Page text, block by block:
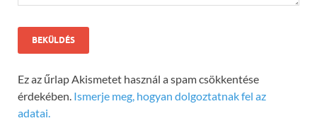
Ez az űrlap Akismetet használ a spam csökkentése
érdekében. Ismerje meg, hogyan dolgoztatnak fel az
adatai.